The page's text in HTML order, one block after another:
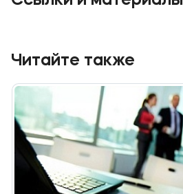
Читайте также